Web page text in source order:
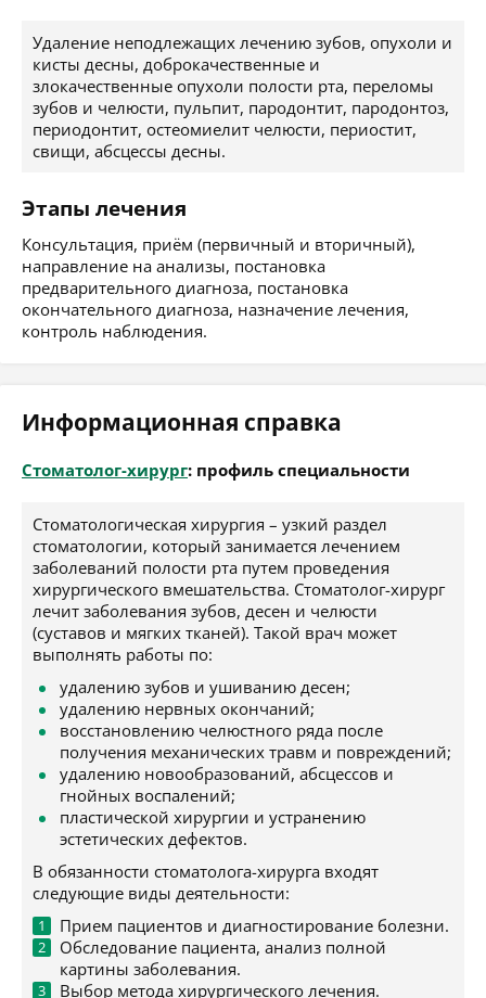
Удаление неподлежащих лечению зубов, опухоли и
кисты десны, доброкачественные и
злокачественные опухоли полости рта, переломы
зубов и челюсти, пульпит, пародонтит, пародонтоз,
периодонтит, остеомиелит челюсти, периостит,
свищи, абсцессы десны.
Этапы лечения
Консультация, приём (первичный и вторичный),
направление на анализы, постановка
предварительного диагноза, постановка
окончательного диагноза, назначение лечения,
контроль наблюдения.
Информационная справка
Стоматолог-хирург: профиль специальности
Стоматологическая хирургия – узкий раздел
стоматологии, который занимается лечением
заболеваний полости рта путем проведения
хирургического вмешательства. Стоматолог-хирург
лечит заболевания зубов, десен и челюсти
(суставов и мягких тканей). Такой врач может
выполнять работы по:
удалению зубов и ушиванию десен;
удалению нервных окончаний;
восстановлению челюстного ряда после
получения механических травм и повреждений;
удалению новообразований, абсцессов и
гнойных воспалений;
пластической хирургии и устранению
эстетических дефектов.
В обязанности стоматолога-хирурга входят
следующие виды деятельности:
Прием пациентов и диагностирование болезни.
Обследование пациента, анализ полной
картины заболевания.
Выбор метода хирургического лечения.